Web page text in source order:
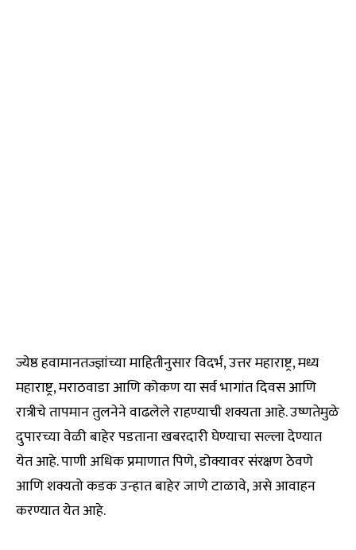
ज्येष्ठ हवामानतज्ज्ञांच्या माहितीनुसार विदर्भ, उत्तर महाराष्ट्र, मध्य
महाराष्ट्र, मराठवाडा आणि कोकण या सर्व भागांत दिवस आणि
रात्रीचे तापमान तुलनेने वाढलेले राहण्याची शक्यता आहे. उष्णतेमुळे
दुपारच्या वेळी बाहेर पडताना खबरदारी घेण्याचा सल्ला देण्यात
येत आहे. पाणी अधिक प्रमाणात पिणे, डोक्यावर संरक्षण ठेवणे
आणि शक्यतो कडक उन्हात बाहेर जाणे टाळावे, असे आवाहन
करण्यात येत आहे.